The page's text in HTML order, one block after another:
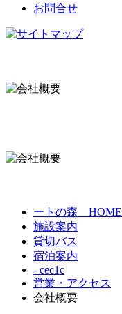
お問合せ
ートの森 HOME
施設案内
貸切バス
宿泊案内
- cec1c
営業・アクセス
会社概要